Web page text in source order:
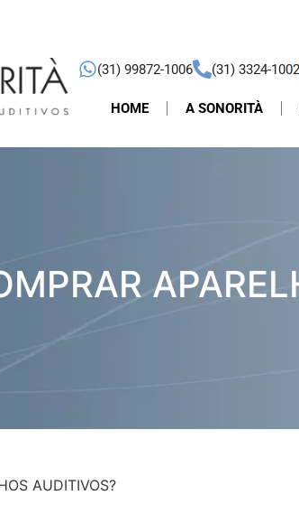
(31) 99872-1006 (31) 3324-
HOME A SONORITÀ
AUDITIVOS?